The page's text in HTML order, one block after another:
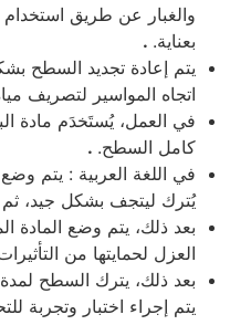
والغبار عن طريق
بعناية. .
يتم إعادة تجديد السطح
اتجاه المواسير لتصريف
في العمل، يُستَخدَم مادة
كامل السطح. .
في اللغة العربية : يتم
يُترك ليتجف بشكل جيد، ثم
بعد ذلك، يتم وضع المادة
العزل لحمايتها من
بعد ذلك، يترك السطح
يتم إجراء اختبار وتجربة